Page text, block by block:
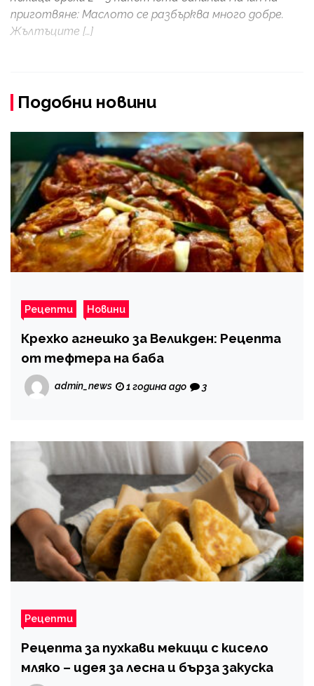
приготвяне: Маслото се разбърква много добре.
Жълтъците […]
Подобни новини
Рецепти Новини
Крехко агнешко за Великден: Рецепта
от тефтера на баба
admin_news 1 година ago 3
Рецепти
Рецепта за пухкави мекици с кисело
мляко – идея за лесна и бърза закуска